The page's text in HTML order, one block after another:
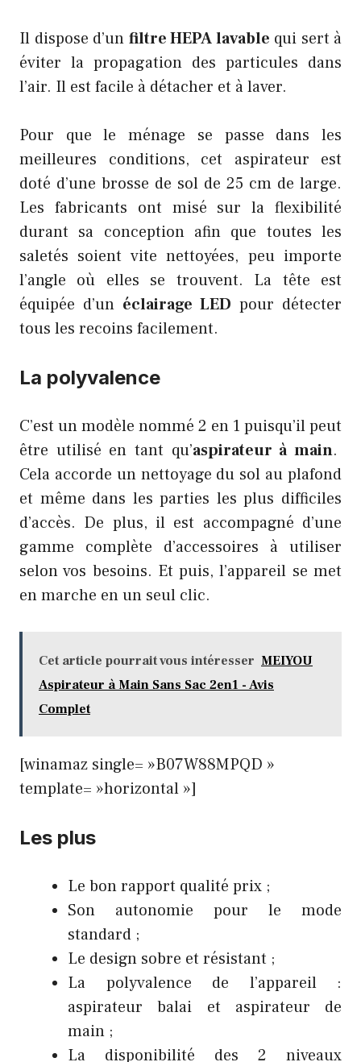
Il dispose d’un filtre HEPA lavable qui sert à
éviter la propagation des particules dans
l’air. Il est facile à détacher et à laver.
Pour que le ménage se passe dans les
meilleures conditions, cet aspirateur est
doté d’une brosse de sol de 25 cm de large.
Les fabricants ont misé sur la flexibilité
durant sa conception afin que toutes les
saletés soient vite nettoyées, peu importe
l’angle où elles se trouvent. La tête est
équipée d’un éclairage LED pour détecter
tous les recoins facilement.
La polyvalence
C’est un modèle nommé 2 en 1 puisqu’il peut
être utilisé en tant qu’aspirateur à main.
Cela accorde un nettoyage du sol au plafond
et même dans les parties les plus difficiles
d’accès. De plus, il est accompagné d’une
gamme complète d’accessoires à utiliser
selon vos besoins. Et puis, l’appareil se met
en marche en un seul clic.
Cet article pourrait vous intéresser MEIYOU
Aspirateur à Main Sans Sac 2en1 - Avis
Complet
[winamaz single= »B07W88MPQD »
template= »horizontal »]
Les plus
Le bon rapport qualité prix ;
Son autonomie pour le mode
standard ;
Le design sobre et résistant ;
La polyvalence de l’appareil :
aspirateur balai et aspirateur de
main ;
La disponibilité des 2 niveaux